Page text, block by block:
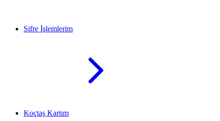
Şifre İşlemlerim
Koçtaş Kartım